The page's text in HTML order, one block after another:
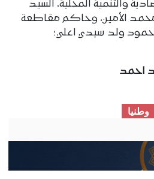
والتنمية المحلية، السيد
الأمين، وحاكم مقاطعة
ولد سيدي اعلي؛
احمد
وطنیا